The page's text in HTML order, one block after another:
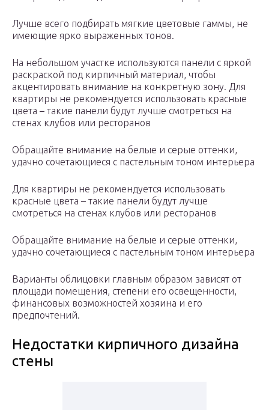
Лучше всего подбирать мягкие цветовые гаммы, не
имеющие ярко выраженных тонов.
На небольшом участке используются панели с яркой
раскраской под кирпичный материал, чтобы
акцентировать внимание на конкретную зону. Для
квартиры не рекомендуется использовать красные
цвета – такие панели будут лучше смотреться на
стенах клубов или ресторанов
Обращайте внимание на белые и серые оттенки,
удачно сочетающиеся с пастельным тоном интерьера
Для квартиры не рекомендуется использовать
красные цвета – такие панели будут лучше
смотреться на стенах клубов или ресторанов
Обращайте внимание на белые и серые оттенки,
удачно сочетающиеся с пастельным тоном интерьера
Варианты облицовки главным образом зависят от
площади помещения, степени его освещенности,
финансовых возможностей хозяина и его
предпочтений.
Недостатки кирпичного дизайна
стены